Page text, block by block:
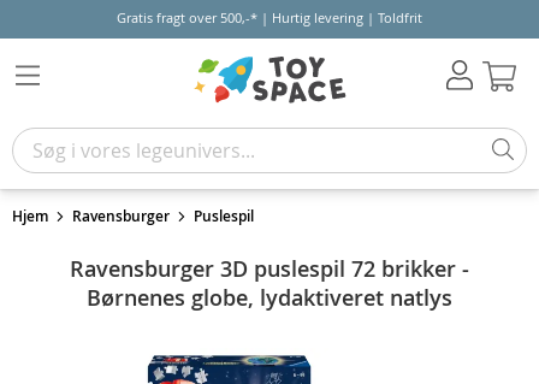
Gratis fragt over 500,-* | Hurtig levering | Toldfrit
Hjem Ravensburger Puslespil
Ravensburger 3D puslespil 72 brikker -
Børnenes globe, lydaktiveret natlys